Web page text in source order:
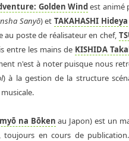
Golden Windest animé
Sanyō) et TAKAHASHI Hideya
au poste de réalisateur en chef,
entre les mains de KISHIDA
n'est à noter puisque nous
) à la gestion de la structure
na Bōken au Japon) est un
en cours de